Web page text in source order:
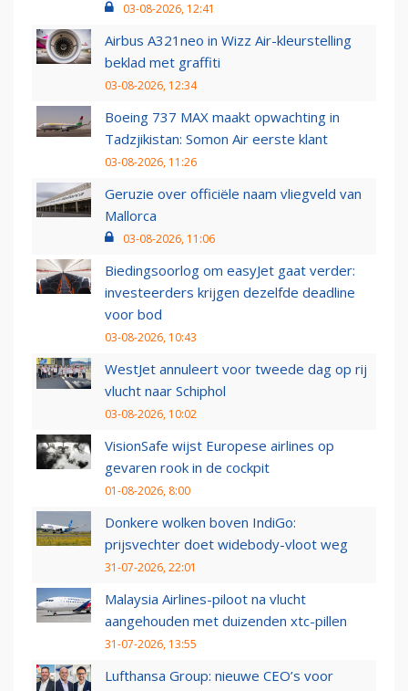
03-08-2026, 12:41
Airbus A321neo in Wizz Air-kleurstelling
beklad met graffiti
03-08-2026, 12:34
Boeing 737 MAX maakt opwachting in
Tadzjikistan: Somon Air eerste klant
03-08-2026, 11:26
Geruzie over officiële naam vliegveld van
Mallorca
03-08-2026, 11:06
Biedingsoorlog om easyJet gaat verder:
investeerders krijgen dezelfde deadline
voor bod
03-08-2026, 10:43
WestJet annuleert voor tweede dag op rij
vlucht naar Schiphol
03-08-2026, 10:02
VisionSafe wijst Europese airlines op
gevaren rook in de cockpit
01-08-2026, 8:00
Donkere wolken boven IndiGo:
prijsvechter doet widebody-vloot weg
31-07-2026, 22:01
Malaysia Airlines-piloot na vlucht
aangehouden met duizenden xtc-pillen
31-07-2026, 13:55
Lufthansa Group: nieuwe CEO’s voor